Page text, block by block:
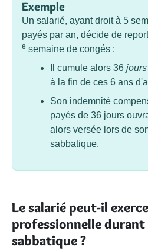
Exemple
Un salarié, ayant droit à 5
payés par an, décide de
e semaine de congés :
Il cumule alors 36
à la fin de ces 6 ans
Son indemnité
payés de 36 jours
alors versée lors de
sabbatique.
Le salarié peut-il
professionnelle durant
sabbatique ?